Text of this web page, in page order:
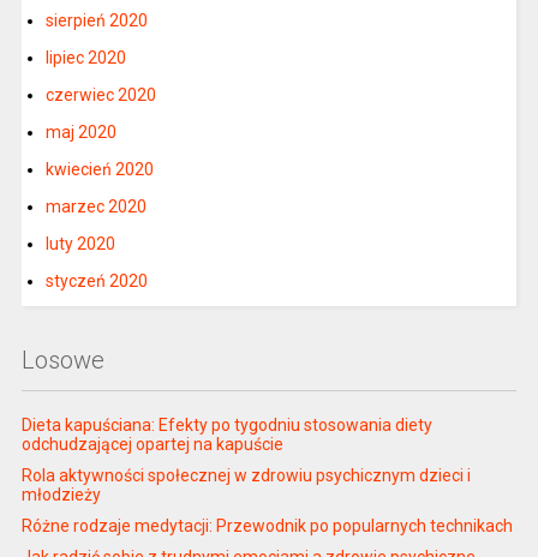
sierpień 2020
lipiec 2020
czerwiec 2020
maj 2020
kwiecień 2020
marzec 2020
luty 2020
styczeń 2020
Losowe
Dieta kapuściana: Efekty po tygodniu stosowania diety
odchudzającej opartej na kapuście
Rola aktywności społecznej w zdrowiu psychicznym dzieci i
młodzieży
Różne rodzaje medytacji: Przewodnik po popularnych technikach